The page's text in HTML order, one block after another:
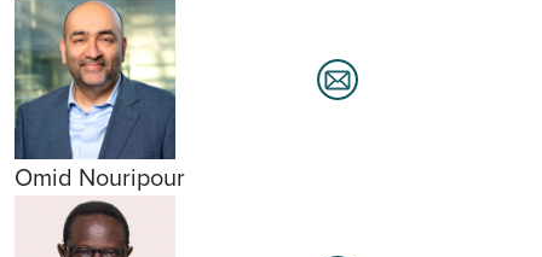
Omid Nouripour